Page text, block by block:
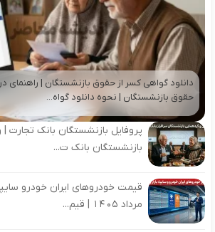
دانلود گواهی کسر از حقوق بازنشستگان | راهنمای
حقوق بازنشستگان | نحوه دانلود گواه...
پروفایل بازنشستگان بانک تجارت |
بازنشستگان بانک ت...
مرداد 1405 | قیم...